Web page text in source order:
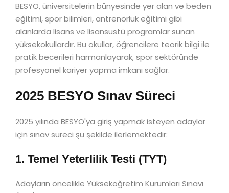
BESYO, üniversitelerin bünyesinde yer alan ve beden
eğitimi, spor bilimleri, antrenörlük eğitimi gibi
alanlarda lisans ve lisansüstü programlar sunan
yüksekokullardır. Bu okullar, öğrencilere teorik bilgi ile
pratik becerileri harmanlayarak, spor sektöründe
profesyonel kariyer yapma imkanı sağlar.
2025 BESYO Sınav Süreci
2025 yılında BESYO'ya giriş yapmak isteyen adaylar
için sınav süreci şu şekilde ilerlemektedir:
1. Temel Yeterlilik Testi (TYT)
Adayların öncelikle Yükseköğretim Kurumları Sınavı